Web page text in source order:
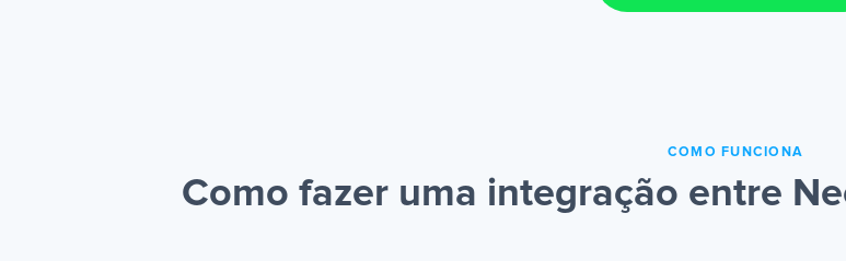
COMO FUNCIONA
Como fazer uma integração entre